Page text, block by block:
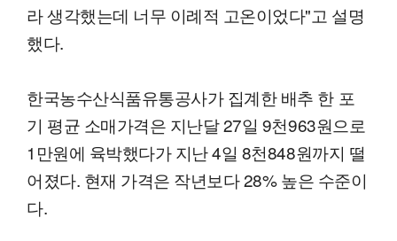
라 생각했는데 너무 이례적 고온이었다"고 설명
했다.
한국농수산식품유통공사가 집계한 배추 한 포
기 평균 소매가격은 지난달 27일 9천963원으로
1만원에 육박했다가 지난 4일 8천848원까지 떨
어졌다. 현재 가격은 작년보다 28% 높은 수준이
다.